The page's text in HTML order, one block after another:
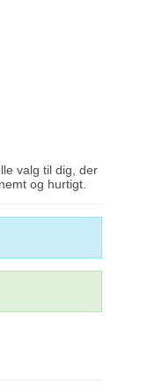
valg til dig, der
og hurtigt.